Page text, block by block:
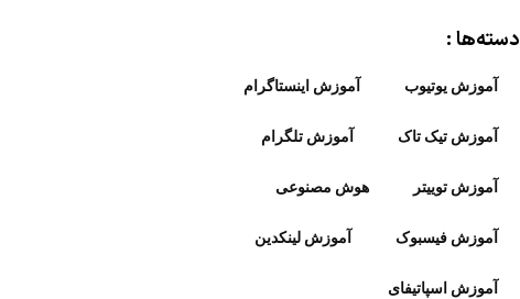
دسته‌ها :
آموزش یوتیوب آموزش اینستاگرام
آموزش تیک تاک آموزش تلگرام
آموزش توییتر هوش مصنوعی
آموزش فیسبوک آموزش لینکدین
آموزش اسپاتیفای